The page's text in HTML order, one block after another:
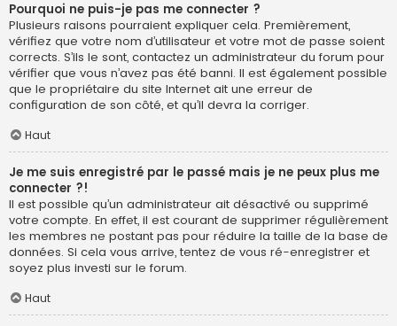
Pourquoi ne puis-je pas me connecter ?
Plusieurs raisons pourraient expliquer cela. Premièrement,
vérifiez que votre nom d’utilisateur et votre mot de passe soient
corrects. S’ils le sont, contactez un administrateur du forum pour
vérifier que vous n’avez pas été banni. Il est également possible
que le propriétaire du site Internet ait une erreur de
configuration de son côté, et qu’il devra la corriger.
Haut
Je me suis enregistré par le passé mais je ne peux plus me
connecter ?!
Il est possible qu’un administrateur ait désactivé ou supprimé
votre compte. En effet, il est courant de supprimer régulièrement
les membres ne postant pas pour réduire la taille de la base de
données. Si cela vous arrive, tentez de vous ré-enregistrer et
soyez plus investi sur le forum.
Haut